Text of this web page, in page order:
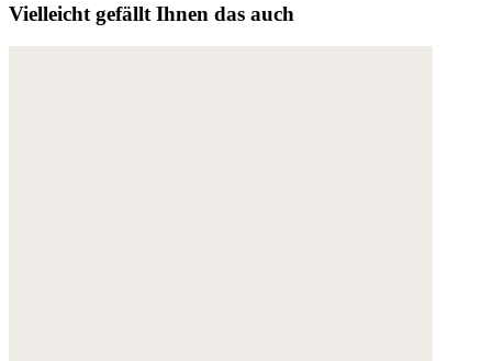
Vielleicht gefällt Ihnen das auch